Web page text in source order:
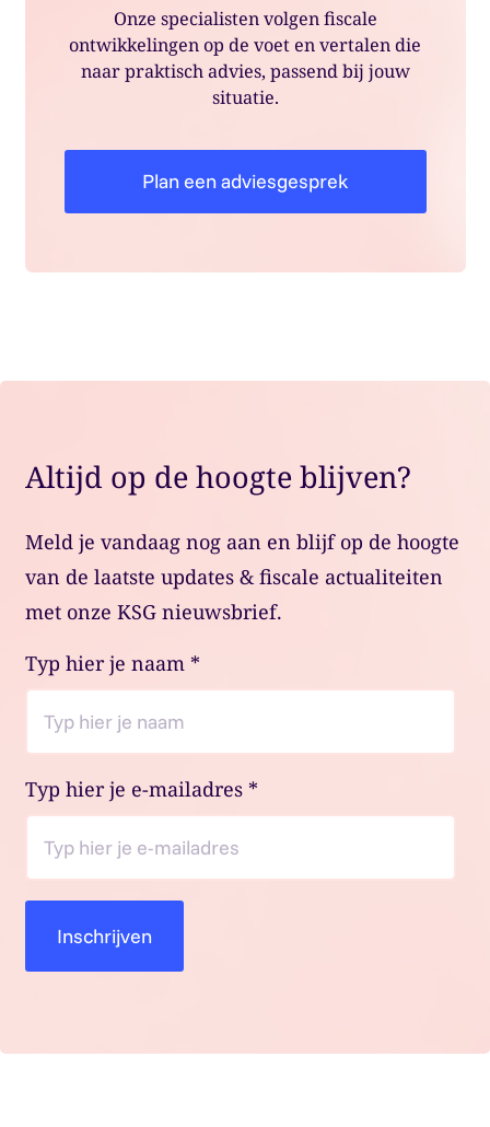
Onze specialisten volgen fiscale
ontwikkelingen op de voet en vertalen die
naar praktisch advies, passend bij jouw
situatie.
Plan een adviesgesprek
Altijd op de hoogte blijven?
Meld je vandaag nog aan en blijf op de hoogte
van de laatste updates & fiscale actualiteiten
met onze KSG nieuwsbrief.
Typ hier je naam *
Typ hier je e-mailadres *